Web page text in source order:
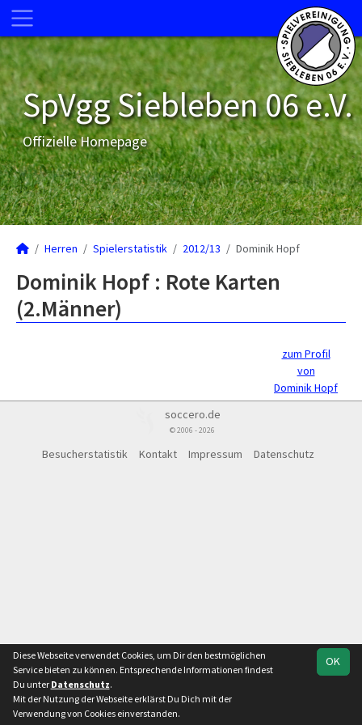
SpVgg Siebleben 06 e.V.
Offizielle Homepage
Herren Spielerstatistik 2012/13 Dominik Hopf
Dominik Hopf : Rote Karten
(2.Männer)
zum Profil
von
Dominik Hopf
soccero.de
© 2006 - 2026
Besucherstatistik Kontakt Impressum Datenschutz
OK
Diese Webseite verwendet Cookies, um Dir den bestmöglichen
Service bieten zu können. Entsprechende Informationen findest
Du unter Datenschutz.
Mit der Nutzung der Webseite erklärst Du Dich mit der
Verwendung von Cookies einverstanden.